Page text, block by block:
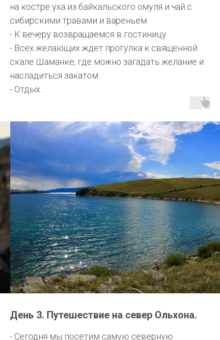
на костре уха из байкальского омуля и чай с
сибирскими травами и вареньем.
- К вечеру возвращаемся в гостиницу.
- Всех желающих ждет прогулка к священной
скале Шаманке, где можно загадать желание и
насладиться закатом.
- Отдых.
День 3. Путешествие на север Ольхона.
- Сегодня мы посетим самую северную